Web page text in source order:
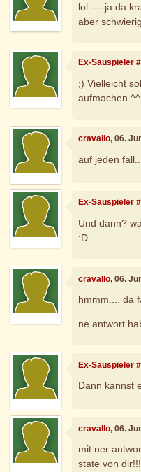
lol ----ja da
aber
Ex-Sauspieler
;) Vielleicht
aufmachen ^^
cravallo, 06.
auf jeden
Ex-Sauspieler
Und dann?
:D
cravallo, 06.
hmmm.... da
ne antwort
Ex-Sauspieler
Dann kannst
cravallo, 06.
mit ner
state von dir!!!